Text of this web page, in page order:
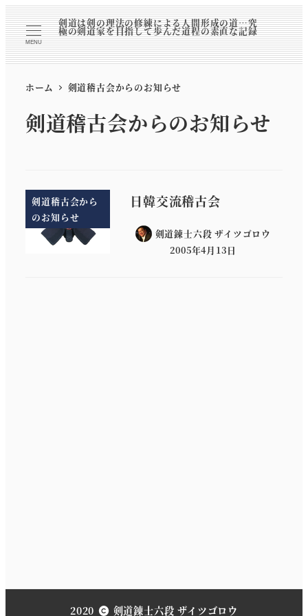
MENU
剣道は剣の理法の修練による人間形成の道…究
極の剣道家を目指して歩んだ道程の素直な記録
ホーム 剣道稽古会からのお知らせ
剣道稽古会からのお知らせ
剣道稽古会から
のお知らせ
日韓交流稽古会
剣道錬士六段 ザイツゴロウ
2005年4月13日
2020 剣道錬士六段 ザイツゴロウ